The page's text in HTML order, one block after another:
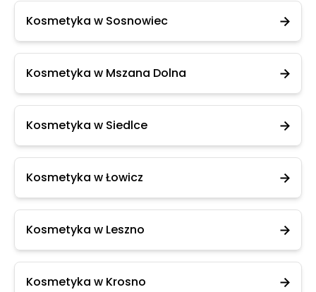
Kosmetyka w Sosnowiec
Kosmetyka w Mszana Dolna
Kosmetyka w Siedlce
Kosmetyka w Łowicz
Kosmetyka w Leszno
Kosmetyka w Krosno